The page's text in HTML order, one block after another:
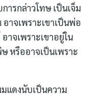
ารกล่าวโทษ เป็นเจ็ม
าจเพราะเขาเป็นพ่อ
าจเพราะเขาอยู่ใน
หรืออาจเป็นเพราะ
แดงนับเป็นความ